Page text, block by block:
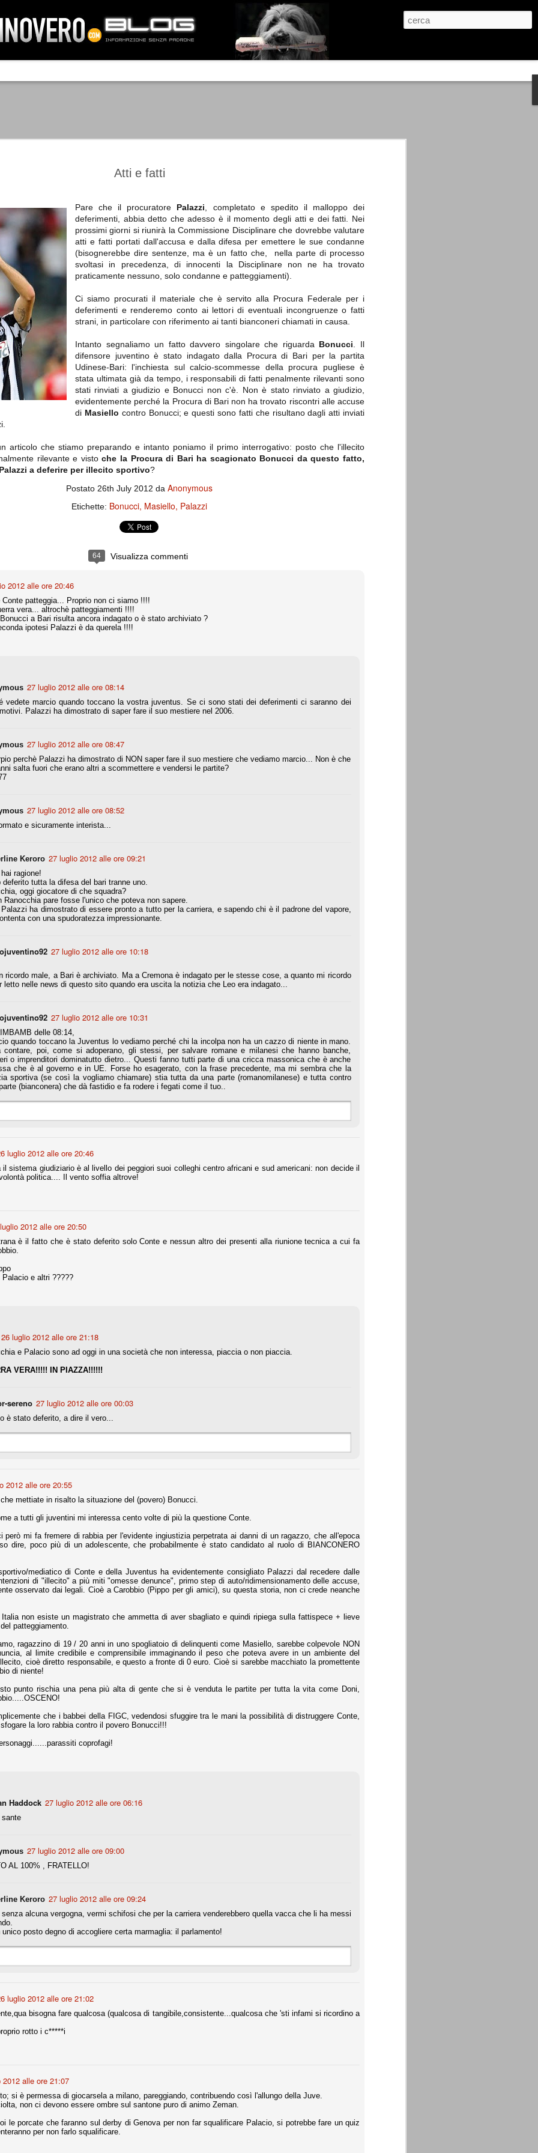
Atti e fatti
Pare che il procuratore Palazzi , completato e spedito il malloppo dei
deferimenti, abbia detto che adesso è il momento degli atti e dei fatti. Nei
prossimi giorni si riunirà la Commissione Disciplinare che dovrebbe valutare
atti e fatti portati dall'accusa e dalla difesa per emettere le sue condanne
(bisognerebbe dire sentenze, ma è un fatto che, nella parte di processo
svoltasi in precedenza, di innocenti la Disciplinare non ne ha trovato
praticamente nessuno, solo condanne e patteggiamenti).
Ci siamo procurati il materiale che è servito alla Procura Federale per i
deferimenti e renderemo conto ai lettori di eventuali incongruenze o fatti
strani, in particolare con riferimento ai tanti bianconeri chiamati in causa.
Intanto segnaliamo un fatto davvero singolare che riguarda Bonucci . Il
difensore juventino è stato indagato dalla Procura di Bari per la partita
Udinese-Bari: l'inchiesta sul calcio-scommesse della procura pugliese è
stata ultimata già da tempo, i responsabili di fatti penalmente rilevanti sono
stati rinviati a giudizio e Bonucci non c'è. Non è stato rinviato a giudizio,
evidentemente perché la Procura di Bari non ha trovato riscontri alle accuse
di Masiello contro Bonucci; e questi sono fatti che risultano dagli atti inviati
articolo che stiamo preparando e intanto poniamo il primo interrogativo: posto che l'illecito
rilevante e vistoche la Procura di Bari ha scagionato Bonucci da questo fatto,
a deferire per illecito sportivo?
Postato 26th July 2012 da Anonymous
Etichette: Bonucci Masiello Palazzi
64 Visualizza commenti
2012 alle ore 20:46
patteggia... Proprio non ci siamo !!!!
vera... altrochè patteggiamenti !!!!
a Bari risulta ancora indagato o è stato archiviato ?
ipotesi Palazzi è da querela !!!!
27 luglio 2012 alle ore 08:14
vedete marcio quando toccano la vostra juventus. Se ci sono stati dei deferimenti ci saranno dei
Palazzi ha dimostrato di saper fare il suo mestiere nel 2006.
27 luglio 2012 alle ore 08:47
perchè Palazzi ha dimostrato di NON saper fare il suo mestiere che vediamo marcio... Non è che
salta fuori che erano altri a scommettere e vendersi le partite?
27 luglio 2012 alle ore 08:52
e sicuramente interista...
Keroro 27 luglio 2012 alle ore 09:21
ragione!
deferito tutta la difesa del bari tranne uno.
oggi giocatore di che squadra?
Ranocchia pare fosse l'unico che poteva non sapere.
ha dimostrato di essere pronto a tutto per la carriera, e sapendo chi è il padrone del vapore,
con una spudoratezza impressionante.
27 luglio 2012 alle ore 10:18
ricordo male, a Bari è archiviato. Ma a Cremona è indagato per le stesse cose, a quanto mi ricordo
letto nelle news di questo sito quando era uscita la notizia che Leo era indagato...
27 luglio 2012 alle ore 10:31
delle 08:14,
quando toccano la Juventus lo vediamo perché chi la incolpa non ha un cazzo di niente in mano.
contare, poi, come si adoperano, gli stessi, per salvare romane e milanesi che hanno banche,
o imprenditori dominatutto dietro... Questi fanno tutti parte di una cricca massonica che è anche
che è al governo e in UE. Forse ho esagerato, con la frase precedente, ma mi sembra che la
sportiva (se così la vogliamo chiamare) stia tutta da una parte (romanomilanese) e tutta contro
(bianconera) che dà fastidio e fa rodere i fegati come il tuo..
luglio 2012 alle ore 20:46
il sistema giudiziario è al livello dei peggiori suoi colleghi centro africani e sud americani: non decide il
politica.... Il vento soffia altrove!
2012 alle ore 20:50
è il fatto che è stato deferito solo Conte e nessun altro dei presenti alla riunione tecnica a cui fa
Palacio e altri ?????
26 luglio 2012 alle ore 21:18
e Palacio sono ad oggi in una società che non interessa, piaccia o non piaccia.
VERA!!!!! IN PIAZZA!!!!!!
sereno 27 luglio 2012 alle ore 00:03
è stato deferito, a dire il vero...
2012 alle ore 20:55
mettiate in risalto la situazione del (povero) Bonucci.
a tutti gli juventini mi interessa cento volte di più la questione Conte.
però mi fa fremere di rabbia per l'evidente ingiustizia perpetrata ai danni di un ragazzo, che all'epoca
dire, poco più di un adolescente, che probabilmente è stato candidato al ruolo di BIANCONERO
mediatico di Conte e della Juventus ha evidentemente consigliato Palazzi dal recedere dalle
di "illecito" a più miti "omesse denunce", primo step di auto/ridimensionamento delle accuse,
osservato dai legali. Cioè a Carobbio (Pippo per gli amici), su questa storia, non ci crede neanche
non esiste un magistrato che ammetta di aver sbagliato e quindi ripiega sulla fattispece + lieve
patteggiamento.
ragazzino di 19 / 20 anni in uno spogliatoio di delinquenti come Masiello, sarebbe colpevole NON
al limite credibile e comprensibile immaginando il peso che poteva avere in un ambiente del
cioè diretto responsabile, e questo a fronte di 0 euro. Cioè si sarebbe macchiato la promettente
di niente!
punto rischia una pena più alta di gente che si è venduta le partite per tutta la vita come Doni,
che i babbei della FIGC, vedendosi sfuggire tra le mani la possibilità di distruggere Conte,
la loro rabbia contro il povero Bonucci!!!
coprofagi!
Haddock 27 luglio 2012 alle ore 06:16
sante
27 luglio 2012 alle ore 09:00
AL 100% , FRATELLO!
Keroro 27 luglio 2012 alle ore 09:24
senza alcuna vergogna, vermi schifosi che per la carriera venderebbero quella vacca che li ha messi
unico posto degno di accogliere certa marmaglia: il parlamento!
luglio 2012 alle ore 21:02
bisogna fare qualcosa (qualcosa di tangibile,consistente...qualcosa che 'sti infami si ricordino a
rotto i c*****i
2012 alle ore 21:07
si è permessa di giocarsela a milano, pareggiando, contribuendo così l'allungo della Juve.
non ci devono essere ombre sul santone puro di animo Zeman.
le porcate che faranno sul derby di Genova per non far squalificare Palacio, si potrebbe fare un quiz
per non farlo squalificare.
dell’estate 2006, sembrava
il corso degli eventi che si
condannando irreversibilmente.
SEP
Manchester City -
Juventus 1-2
La Juventus trionfa a
Manchester conquistandosi tre
importantissimi punti per la
qualificazione e mettendosi alle
spalle le brutte prestazioni del
campionato. Dopo un primo tempo
di sofferenza gli uomini di Allegri
hanno saputo reagire al gol
fortunoso (e non molto regolare)
segnato dagli inglesi e a portare a
casa il bottino intero.
SEP
12
Juventus - Chievo 1-1
La Juventus esce con un
misero punto dallo Juventus
Stadium, accentuando una crisi
che sembra non avere fine.
Nonostante il gol fortunoso del
la matassa sia molto, molto lunga
e difficile da sbrogliare.
SEP
11
La sentenza di
Cassazione su Moggi
Dal sito della Corte di
Cassazione:
"In Italia la Corte Suprema di
Cassazione è al vertice della
sull'ordinamento giudiziario del 30
gennaio 1941 n. 12 (art. 65) vi è
operazioni di calciomercato, oltre che sulle liste Uefa e serie A (e
già pubblicato un pezzo dedicato pochi giorni fa. Ricordiamo che
12 giocatori usciti nella sessione di calciomercato sono italiani, e
all'Olimpico. Una squadra che per i primi 75 minuti non ha
regalato un'urna non facile alle italiane, specialmente alla Juventus,
forse più avvincente:
Donetsk (Ucr), Malmoe (Sve)
Utd (Ing), Cska Mosca (Rus), Wolfsburg (Ger).
Galatasaray (Tur), Astana (Kaz).
di sfortuna. Partita sbagliata come impostazione, a cominciare
la gestione della stessa. Può succedere. Oggi anche Allegri ha
abbia capito. Quindi, niente drammi e vediamo di imparare in
falso, o c'è qualcosa di più?
polemica sviluppatasi in questi giorni, soprattutto fra tifosi
che ognuno tiri l'acqua al suo mulino e difenda strenuamente il
Teramo, l'ingiustizia sportiva
Nei giorni scorsi abbiamo ricevuto alcuni messaggi di amici
teramani, che ci chiedevano spazio per la loro vicenda, al limite
Ce ne occupiamo volentieri.
le incongruenze emerse negli scorsi anni nello scandalo del
con le assurde accuse a Pepe e Bonucci, e la
e tre secondi posti in 19 competizioni: risultati impressionanti, da
negli ultimi 13 mesi, sono stati ottenuti (in 5 competizioni) 3
italiana, diventando così la squadra più titolata in Italia in
il Milan (a meno di classifiche e tabelle "galliane"), fermo a quota 6.
i bianconeri a trovare una certa unità dopo le prime deludenti
non è una barzelletta. O forse sì, fate voi, ma non fa ridere. Ci
non è una storiaccia legata alla ex Jugoslavia. Dicevamo che ci sono
età (29 anni), e sono fisicamente simili, entrambi grandi e grossi.
europee, e tutti e due sono appena arrivati a giocare in Italia. Il
finora sono le motivazioni del giudizio di Cassazione relativo a
e quindi non le commenteremo, le considerazioni (di parte)
dalla maggior parte dei media (chissà perché...), come fossero
A
delle liste.
di ammortamento + ingaggio lordo annuo. La somma della potenza
il 70 % del fatturato al netto delle plusvalenze (vedi regole del
fatturato 2014/15, che dovrebbe comunque essere intorno ai 320
2015/16, esercizio appena iniziato.
si valuta alla fine, a inizio settembre. Fermo restando che poi
sono già arrivati Rugani, Dybala, Khedira, Mandzukic, Neto, Zaza.
Ogbonna, forse Vidal. Il mercato i nostri dirigenti hanno dimostrato
fare meglio di noi tifosi.
bravo nell'anticipo, bravo in marcatura, bravo nello scegliere il tempo
bravo nell'avanzare palla al piede, bravo nei colpi di testa. Bravo.
Juventus era fare mercato e farlo subito, anche al fine di
annunciate di Tevez e Pirlo, svecchiando al contempo una rosa
sono tutte mosse che puntano a ringiovanire la rosa affidandosi a
accordo) dovrà scomparire dal calcio italiano.
accordi di compartecipazione ancora in essere.
atto di quanto costerà. Di certo, quei due giocatori, insieme a
parecchio. Non sul piano sportivo, ma su quello finanziario. E non
Marotta del quale una parte della tifoseria juventina sembra non
Comproprietà - Capitolo finale
Finita un'altra stagione di trionfi, è tempo ora per la Juve di
poi decidere di concedere una proroga fino a giugno 2015.
Una squadra che ha saputo cambiare guida tecnica, staff,
di gioco, interpreti, mentalità in campo... riproponendosi sempre e
ai rigori).